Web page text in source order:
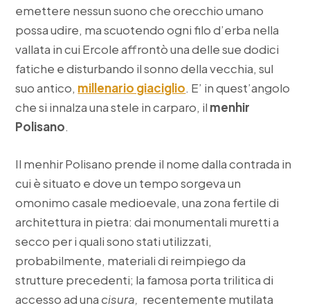
emettere nessun suono che orecchio umano
possa udire, ma scuotendo ogni filo d’erba nella
vallata in cui Ercole affrontò una delle sue dodici
fatiche e disturbando il sonno della vecchia, sul
suo antico, millenario giaciglio. E’ in quest’angolo
che si innalza una stele in carparo, il menhir
Polisano.
Il menhir Polisano prende il nome dalla contrada in
cui è situato e dove un tempo sorgeva un
omonimo casale medioevale, una zona fertile di
architettura in pietra: dai monumentali muretti a
secco per i quali sono stati utilizzati,
probabilmente, materiali di reimpiego da
strutture precedenti; la famosa porta trilitica di
accesso ad una cisura, recentemente mutilata